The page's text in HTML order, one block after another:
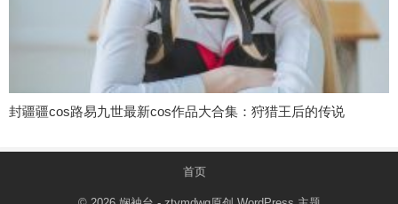
封疆疆cos路易九世最新cos作品大合集：狩猎王后的传说
首页